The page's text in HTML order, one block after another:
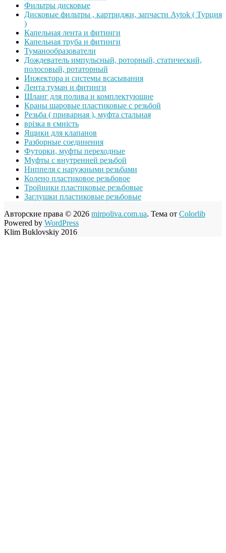
Фильтры дисковые
Дисковые фильтры , картриджи, запчасти Aytok ( Турция
)
Капельная лента и фитинги
Капельная труба и фитинги
Туманообразователи
Дождеватель импульсный, роторный, статический,
полосовый, ротаторный
Инжектора и системы всасывания
Лента туман и фитинги
Шланг для полива и комплектующие
Краны шаровые пластиковые с резьбой
Резьба ( приварная ), муфта стальная
врізка в ємність
Ящики для клапанов
Разборные соединения
Футорки, муфты переходные
Муфты с внутренней резьбой
Ниппеля с наружными резьбами
Колено пластиковое резьбовое
Тройники пластиковые резьбовые
Заглушки пластиковые резьбовые
Авторские права © 2026 mirpoliva.com.ua. Тема от Colorlib
Powered by WordPress
Klim Buklovskiy 2016